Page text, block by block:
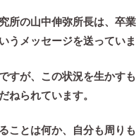
所の山中伸弥所長は、卒
うメッセージを送っていま
すが、この状況を生かす
ねられています。
ことは何か、自分も周り